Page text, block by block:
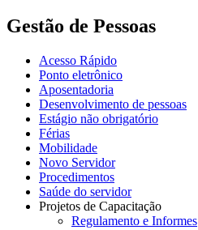
Gestão de Pessoas
Acesso Rápido
Ponto eletrônico
Aposentadoria
Desenvolvimento de pessoas
Estágio não obrigatório
Férias
Mobilidade
Novo Servidor
Procedimentos
Saúde do servidor
Projetos de Capacitação
Regulamento e Informes